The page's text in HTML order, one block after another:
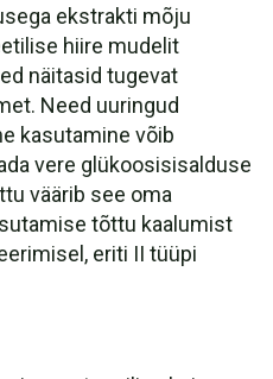
ekstrakti mõju
hiire mudelit
näitasid tugevat
Need uuringud
kasutamine võib
vere glükoosisisalduse
väärib see oma
tõttu kaalumist
eriti II tüüpi